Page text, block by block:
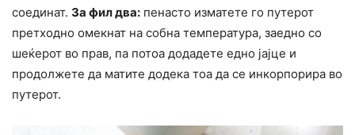
соединат. За фил два: пенасто изматете го путерот
претходно омекнат на собна температура, заедно со
шеќерот во прав, па потоа додадете едно јајце и
продолжете да матите додека тоа да се инкорпорира во
путерот.